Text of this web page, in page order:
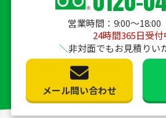
営業時間：9:00〜
24時間365日受付
非対面でもお見積りい
メール問い合わせ